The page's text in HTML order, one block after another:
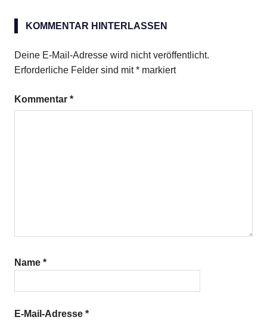
Tiramisu
KOMMENTAR HINTERLASSEN
Deine E-Mail-Adresse wird nicht veröffentlicht.
Erforderliche Felder sind mit* markiert
Kommentar *
Name *
E-Mail-Adresse *